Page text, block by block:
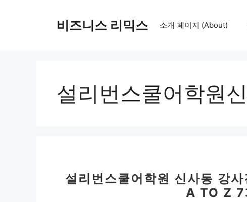
비즈니스 리믹스 소개 페이지 (About)
설리번스쿨어학원
설리번스쿨어학원 신사동 강
A TO Z 7